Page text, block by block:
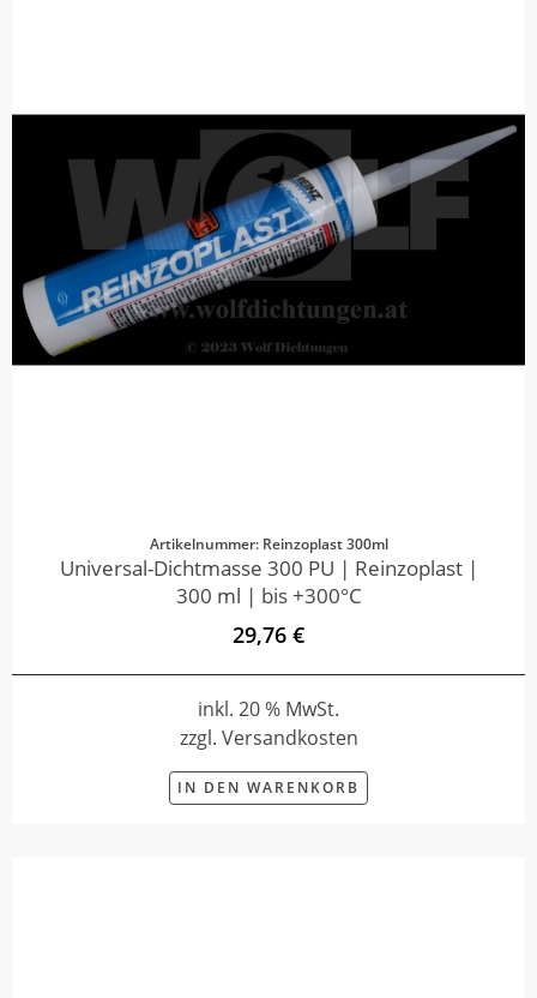
Artikelnummer: Reinzoplast 300ml
Universal-Dichtmasse 300 PU | Reinzoplast |
300 ml | bis +300°C
29,76 €
inkl. 20 % MwSt.
zzgl. Versandkosten
IN DEN WARENKORB